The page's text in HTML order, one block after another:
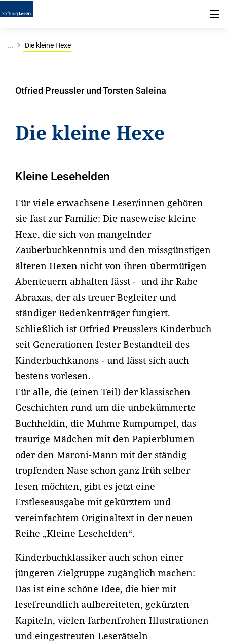
... Die kleine Hexe
Otfried Preussler und Torsten Saleina
Die kleine Hexe
Kleine Lesehelden
Für viele erwachsene Leser/innen gehören
sie fast zur Familie: Die naseweise kleine
Hexe, die sich von mangelnder
Zauberbuchkenntnis und den missgünstigen
älteren Hexen nicht von ihren übermütigen
Abenteuern abhalten lässt - und ihr Rabe
Abraxas, der als treuer Begleiter und
ständiger Bedenkenträger fungiert.
Schließlich ist Otfried Preusslers Kinderbuch
seit Generationen fester Bestandteil des
Kinderbuchkanons - und lässt sich auch
bestens vorlesen.
Für alle, die (einen Teil) der klassischen
Geschichten rund um die unbekümmerte
Buchheldin, die Muhme Rumpumpel, das
traurige Mädchen mit den Papierblumen
oder den Maroni-Mann mit der ständig
tropfenden Nase schon ganz früh selber
lesen möchten, gibt es jetzt eine
Erstleseausgabe mit gekürztem und
vereinfachtem Originaltext in der neuen
Reihe „Kleine Lesehelden“.
Kinderbuchklassiker auch schon einer
jüngeren Zielgruppe zugänglich machen:
Das ist eine schöne Idee, die hier mit
lesefreundlich aufbereiteten, gekürzten
Kapiteln, vielen farbenfrohen Illustrationen
und eingestreuten Leserätseln